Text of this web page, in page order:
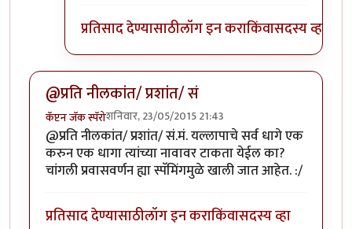
प्रतिसाद देण्यासाठीलॉग इन कराकिंवासदस्य व्हा
@प्रति नीलकांत/ प्रशांत/ सं
कॅप्टन जॅक स्पॅरोशनिवार, 23/05/2015 21:43
@प्रति नीलकांत/ प्रशांत/ सं.मं. यल्लापाचे सर्व धागे एक
करुन एक धागा त्यांच्या नावावर टाकता येईल का?
चांगली प्रवासवर्णन ह्या स्पॅमिंगमुळे खाली जात आहेत. :/
प्रतिसाद देण्यासाठीलॉग इन कराकिंवासदस्य व्हा